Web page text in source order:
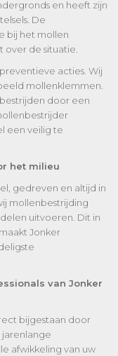
en heeft zijn
De
bij het mollen
over de situatie.
acties. Wij
mollenklemmen.
door een
een veilig te
het milieu
gedreven en altijd in
mollenbestrijding
uitvoeren. Dit in
Jonker
van Jonker
bijgestaan door
afwikkeling van uw